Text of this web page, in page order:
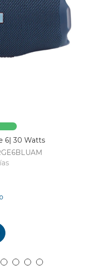
6| 30 Watts